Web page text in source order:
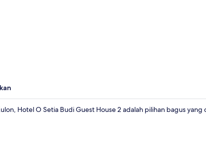
Hotel O Setia Budi Guest House 2 adalah pilihan bagus